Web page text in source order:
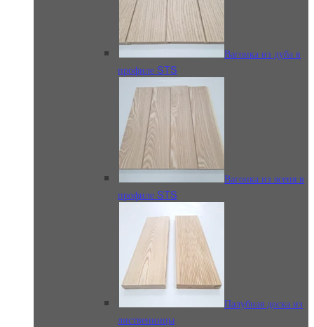
Вагонка из дуба в
профиле STS
Вагонка из ясеня в
профиле STS
Палубная доска из
лиственницы